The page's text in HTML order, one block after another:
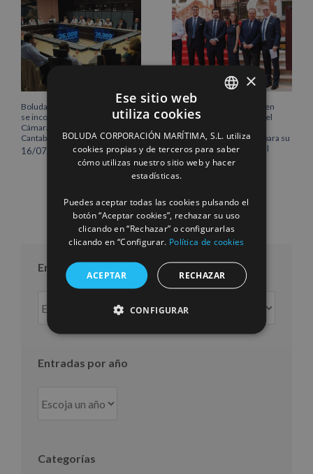
Boluda Corporación Marítima
se incorpora al Pleno de la
Cámara de Comercio de
Cantabria
16/07/2026
Boluda inaugura su sede en
Róterdam, consolidando el
centro estratégico clave para su
crecimiento internacional
10/07/2026
Entradas por mes
por
mes
Entradas por año
Categorías
ENGLISH
FRENCH
×
Ese sitio web
utiliza cookies
BOLUDA CORPORACIÓN MARÍTIMA, S.L. utiliza
cookies propias y de terceros para saber
cómo utilizas nuestro sitio web y hacer
estadísticas.
Puedes aceptar todas las cookies pulsando el
botón “Aceptar cookies”, rechazar su uso
clicando en “Rechazar” o configurarlas
clicando en “Configurar. Política de cookies
ACEPTAR RECHAZAR
CONFIGURAR